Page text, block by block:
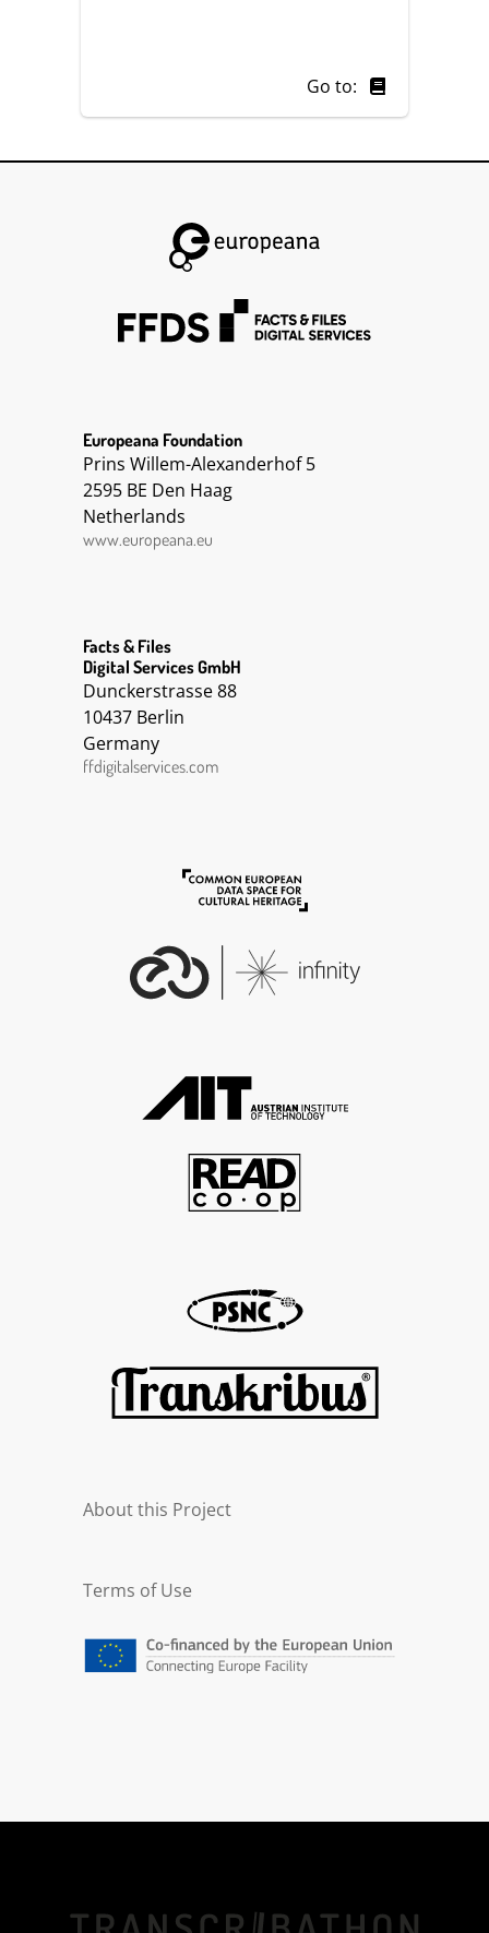
Go to:
Europeana Foundation
Prins Willem-Alexanderhof 5
2595 BE Den Haag
Netherlands
www.europeana.eu
Facts & Files
Digital Services GmbH
Dunckerstrasse 88
10437 Berlin
Germany
ffdigitalservices.com
About this Project
Terms of Use